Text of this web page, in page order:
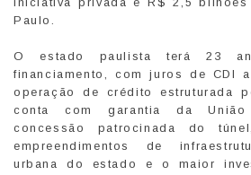
Paulo.
O estado paulista terá 23
financiamento, com juros de CDI
operação de crédito estruturada
conta com garantia da
concessão patrocinada do
empreendimentos de
urbana do estado e o maior